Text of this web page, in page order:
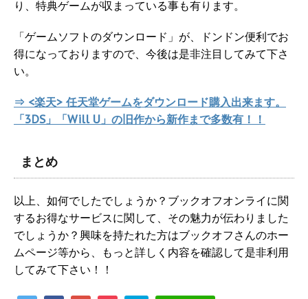
り、特典ゲームが収まっている事も有ります。
「ゲームソフトのダウンロード」が、ドンドン便利でお
得になっておりますので、今後は是非注目してみて下さ
い。
⇒ <楽天> 任天堂ゲームをダウンロード購入出来ます。
「3DS」「Will U」の旧作から新作まで多数有！！
まとめ
以上、如何でしたでしょうか？ブックオフオンライに関
するお得なサービスに関して、その魅力が伝わりました
でしょうか？興味を持たれた方はブックオフさんのホー
ムページ等から、もっと詳しく内容を確認して是非利用
してみて下さい！！